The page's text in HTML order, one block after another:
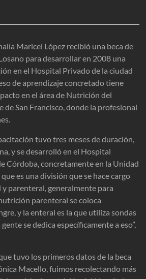
Maricel López recibió una beca de
para desarrollar en 2008 una
en el Hospital Privado de la ciudad
de aprendizaje concretado tiene
en el área de Nutrición del
de San Francisco, donde la profesional
tuvo tres meses de duración,
y se desarrolló en el Hospital
Córdoba, concretamente en la Unidad
es una división que se hace cargo
parenteral, generalmente para
parenteral se coloca
y la enteral es la que utiliza sondas
se dedica específicamente a eso”,
tuvo los primeros datos de la beca
Macello, fuimos recolectando más